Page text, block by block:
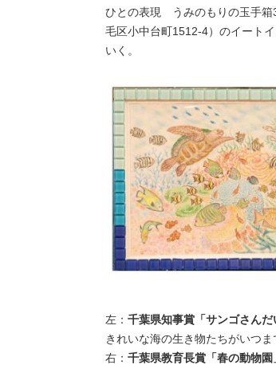
ひとの表現 うみのもりの玉手箱
毛区小中台町1512-4）のイート
いく。
左： 千葉県知事賞「サンゴさんだ
きれいな海の生き物たちがいつ
右： 千葉県教育長賞「春の動物園